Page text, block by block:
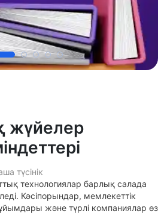
жүйелер
түсінік
технологиялар барлық салада
Кәсіпорындар, мемлекеттік
және түрлі компаниялар өз